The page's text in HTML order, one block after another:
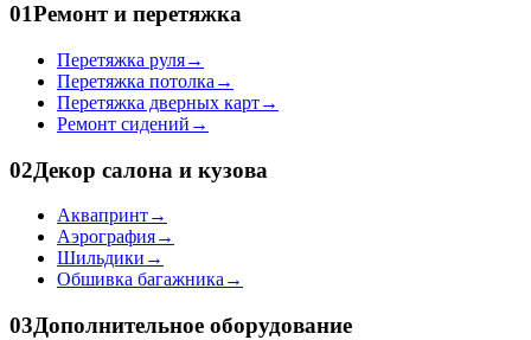
01Ремонт и перетяжка
Перетяжка руля→
Перетяжка потолка →
Перетяжка дверных карт→
Ремонт сидений →
02Декор салона и кузова
Аквапринт→
Аэрография→
Шильдики →
Обшивка багажника→
03Дополнительное оборудование